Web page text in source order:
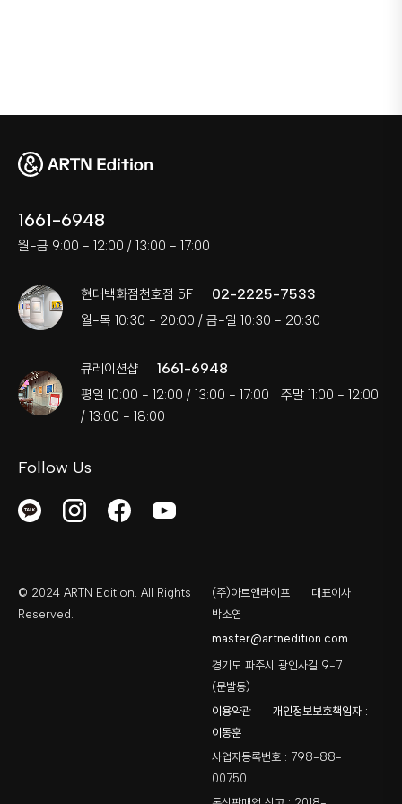
1661-6948
월-금 9:00 - 12:00 / 13:00 - 17:00
현대백화점천호점 5F 02-2225-7533
월-목 10:30 - 20:00 / 금-일 10:30 - 20:30
큐레이션샵 1661-6948
평일 10:00 - 12:00 / 13:00 - 17:00 | 주말 11:00 - 12:00
/ 13:00 - 18:00
Follow Us
© 2024 ARTN Edition. All Rights
Reserved.
(주)아트앤라이프
대표이사
박소연
master@artnedition.com
경기도 파주시 광인사길 9-7
(문발동)
이용약관
개인정보보호책임자 :
이동훈
사업자등록번호 : 798-88-
00750